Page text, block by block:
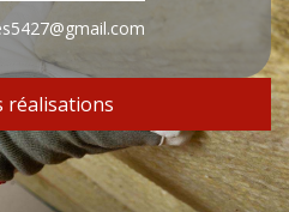
réalisations